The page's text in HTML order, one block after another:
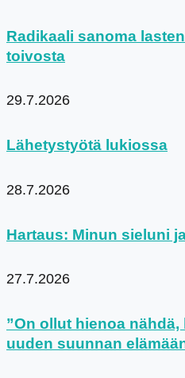
Radikaali sanoma
toivosta
29.7.2026
Lähetystyötä lukiossa
28.7.2026
Hartaus: Minun sieluni
27.7.2026
”On ollut hienoa
uuden suunnan